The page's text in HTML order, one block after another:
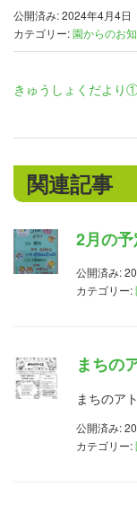
公開済み: 2024年4月4日
カテゴリー:園からのお
きゅうしょくだより
関連記事
2月の予
公開済み:
カテゴリー:
まちの
まちのア
公開済み:
カテゴリー: